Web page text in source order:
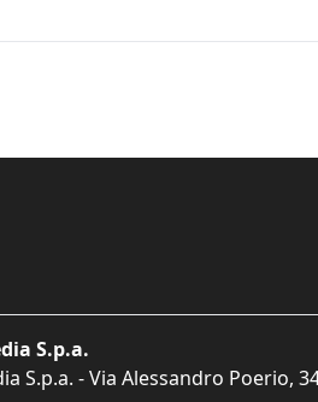
S.p.a.
S.p.a. - Via Alessandro Poerio,